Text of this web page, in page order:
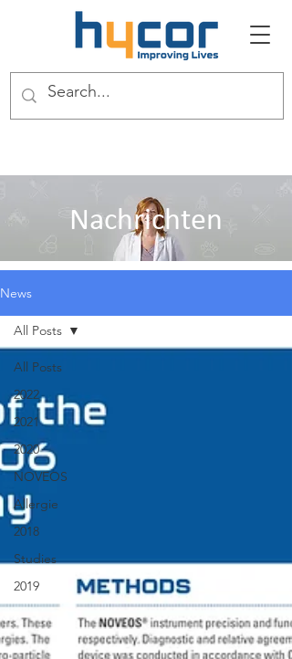
Nachrichten
News
All Posts
2022
2021
2020
NOVEOS
Allergie
2018
Studies
2019
All Posts